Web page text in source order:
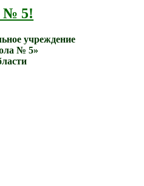
№ 5!
учреждение
№ 5»